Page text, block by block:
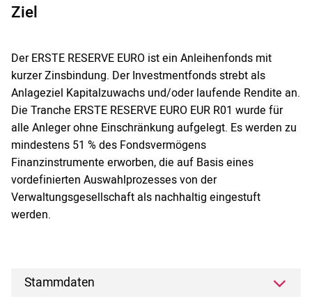
Ziel
Der ERSTE RESERVE EURO ist ein Anleihenfonds mit
kurzer Zinsbindung. Der Investmentfonds strebt als
Anlageziel Kapitalzuwachs und/oder laufende Rendite an.
Die Tranche ERSTE RESERVE EURO EUR R01 wurde für
alle Anleger ohne Einschränkung aufgelegt. Es werden zu
mindestens 51 % des Fondsvermögens
Finanzinstrumente erworben, die auf Basis eines
vordefinierten Auswahlprozesses von der
Verwaltungsgesellschaft als nachhaltig eingestuft
werden.
Stammdaten